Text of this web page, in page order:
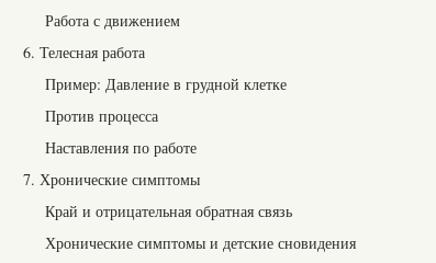
Работа с движением
6. Телесная работа
Пример: Давление в грудной клетке
Против процесса
Наставления по работе
7. Хронические симптомы
Край и отрицательная обратная связь
Хронические симптомы и детские сновидения